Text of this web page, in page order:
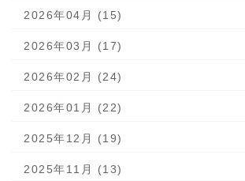
2026年04月 (15)
2026年03月 (17)
2026年02月 (24)
2026年01月 (22)
2025年12月 (19)
2025年11月 (13)